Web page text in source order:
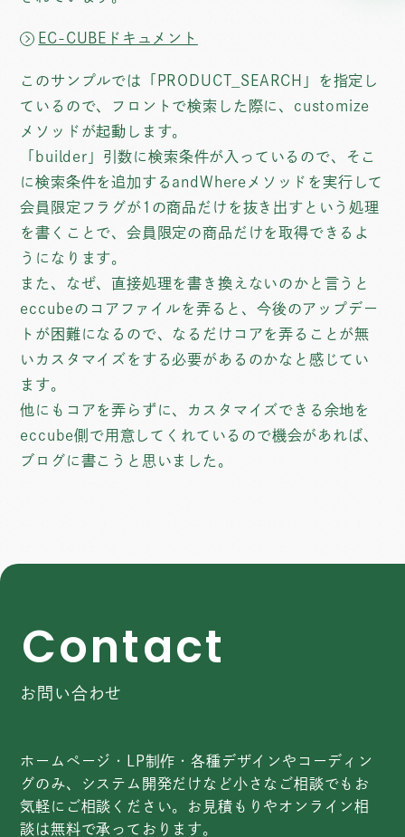
EC-CUBEドキュメント
このサンプルでは「PRODUCT_SEARCH」を指定し
ているので、フロントで検索した際に、customize
メソッドが起動します。
「builder」引数に検索条件が入っているので、そこ
に検索条件を追加するandWhereメソッドを実行して
会員限定フラグが1の商品だけを抜き出すという処理
を書くことで、会員限定の商品だけを取得できるよ
うになります。
また、なぜ、直接処理を書き換えないのかと言うと
eccubeのコアファイルを弄ると、今後のアップデー
トが困難になるので、なるだけコアを弄ることが無
いカスタマイズをする必要があるのかなと感じてい
ます。
他にもコアを弄らずに、カスタマイズできる余地を
eccube側で用意してくれているので機会があれば、
ブログに書こうと思いました。
Contact
お問い合わせ
ホームページ・LP制作・各種デザインやコーディン
グのみ、システム開発だけなど小さなご相談でもお
気軽にご相談ください。お見積もりやオンライン相
談は無料で承っております。